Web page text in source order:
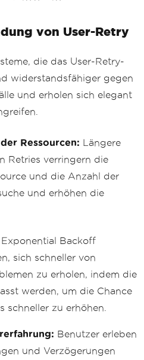
von User-Retry
die das User-Retry-
widerstandsfähiger gegen
und erholen sich elegant
Ressourcen: Längere
Retries verringern die
und die Anzahl der
und erhöhen die
Exponential Backoff
sich schneller von
zu erholen, indem die
werden, um die Chance
schneller zu erhöhen.
Benutzer erleben
und Verzögerungen